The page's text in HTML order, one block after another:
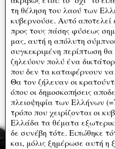
τη θέληση του λαού των
κυβερνούσε. Αυτό
προς τους πάσης φύσεως
μας, αυτή η απόλυτη
συγκεκριμένη περίπτωση
ζηλεύουν πολύ ένα
που δεν τα καταφέρνουν
Θα τον ζήλευαν οι
όπου οι δημοσκοπήσεις
πλειοψηφία των Ελλήνων
τρόπο που χειρίζονται οι
Ελλάδα τα θέματα
δε συνέβη τότε. Ειπώθηκε
και, μόλις ξημέρωσε αυτή